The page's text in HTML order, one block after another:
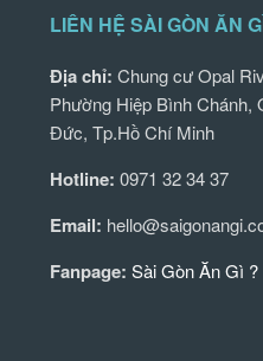
LIÊN HỆ SÀI GÒN ĂN
Địa chỉ: Chung cư Opal
Phường Hiệp Bình Chánh,
Đức, Tp.Hồ Chí Minh
Hotline: 0971 32 34 37
Email:
Fanpage: Sài Gòn Ăn Gì ?